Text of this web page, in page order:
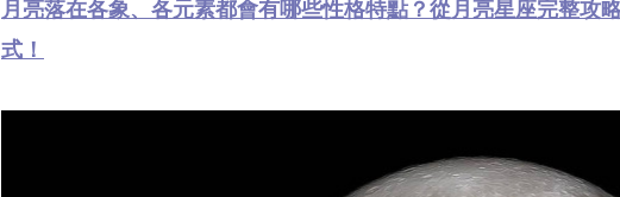
月亮落在各象、各元素都會有哪些性格特點？從月亮星座完整攻
式！